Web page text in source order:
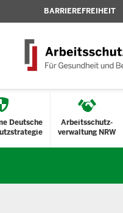
BARRIEREFREIHEIT
Deutsche
Arbeitsschutz-
verwaltung NRW